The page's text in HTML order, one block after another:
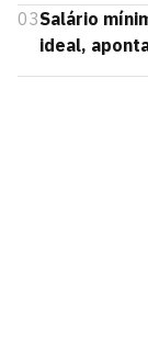
03Salário
ideal,